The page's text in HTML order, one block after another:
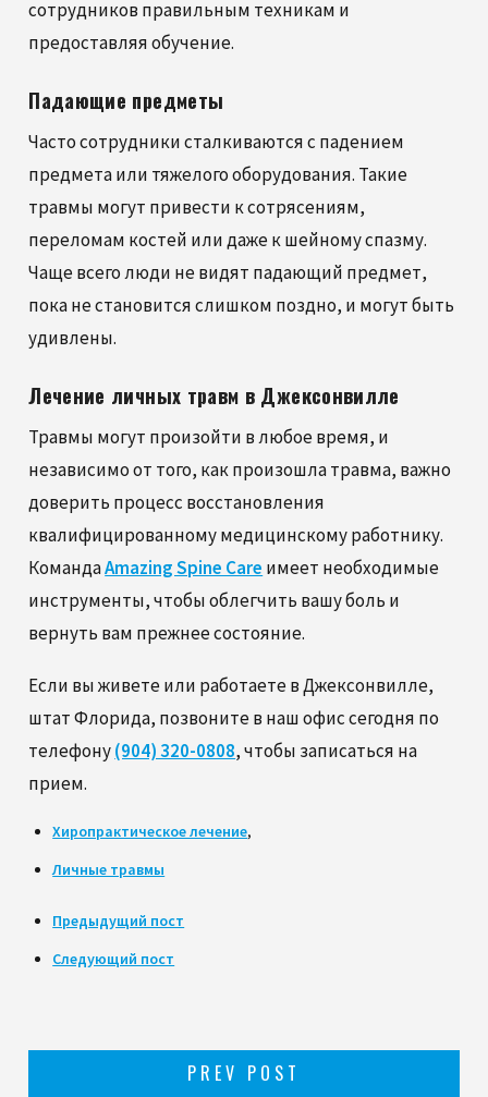
сотрудников правильным техникам и
предоставляя обучение.
Падающие предметы
Часто сотрудники сталкиваются с падением
предмета или тяжелого оборудования. Такие
травмы могут привести к сотрясениям,
переломам костей или даже к шейному спазму.
Чаще всего люди не видят падающий предмет,
пока не становится слишком поздно, и могут быть
удивлены.
Лечение личных травм в Джексонвилле
Травмы могут произойти в любое время, и
независимо от того, как произошла травма, важно
доверить процесс восстановления
квалифицированному медицинскому работнику.
КомандаAmazing Spine Care имеет необходимые
инструменты, чтобы облегчить вашу боль и
вернуть вам прежнее состояние.
Если вы живете или работаете в Джексонвилле,
штат Флорида, позвоните в наш офис сегодня по
телефону(904) 320-0808, чтобы записаться на
прием.
Хиропрактическое лечение,
Личные травмы
Предыдущий пост
Следующий пост
PREV POST